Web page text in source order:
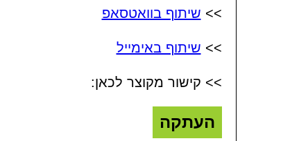
>> שיתוף בוואטסאפ
>> שיתוף באימייל
>> קישור מקוצר לכאן:
העתקה